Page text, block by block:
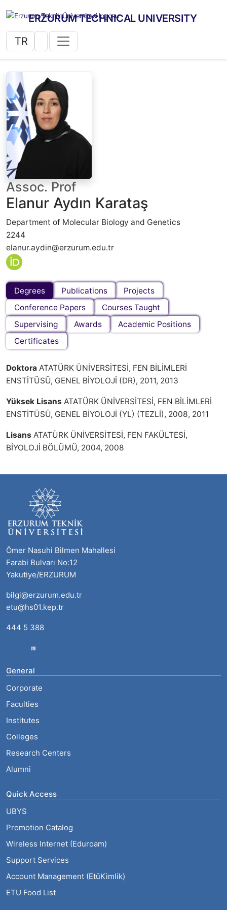
ERZURUM TECHNICAL UNIVERSITY
TR
Assoc. Prof
Elanur Aydın Karataş
Department of Molecular Biology and Genetics
2244
elanur.aydin@erzurum.edu.tr
Degrees Publications
Projects
Conference Papers
Courses Taught
Supervising
Awards
Academic Positions
Certificates
Doktora ATATÜRK ÜNİVERSİTESİ, FEN BİLİMLERİ
ENSTİTÜSÜ, GENEL BİYOLOJİ (DR), 2011, 2013
Yüksek Lisans ATATÜRK ÜNİVERSİTESİ, FEN BİLİMLERİ
ENSTİTÜSÜ, GENEL BİYOLOJİ (YL) (TEZLİ), 2008, 2011
Lisans ATATÜRK ÜNİVERSİTESİ, FEN FAKÜLTESİ,
BİYOLOJİ BÖLÜMÜ, 2004, 2008
Ömer Nasuhi Bilmen Mahallesi
Farabi Bulvarı No:12
Yakutiye/ERZURUM
bilgi@erzurum.edu.tr
etu@hs01.kep.tr
444 5 388
General
Corporate
Faculties
Institutes
Colleges
Research Centers
Alumni
Quick Access
UBYS
Promotion Catalog
Wireless Internet (Eduroam)
Support Services
Account Management (EtüKimlik)
ETU Food List